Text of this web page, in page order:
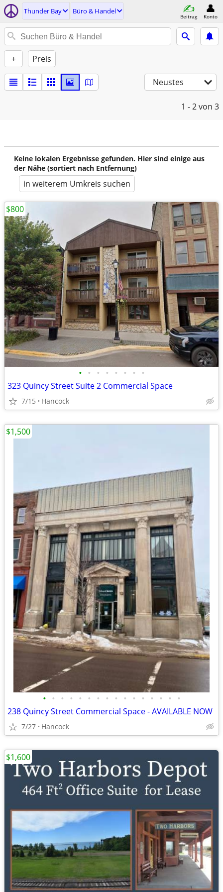
Thunder Bay Büro & Handel
Beitrag Konto
+ Preis
Neustes
1 - 2von 3
Keine lokalen Ergebnisse gefunden. Hier sind einige aus
der Nähe (sortiert nach Entfernung)
in weiterem Umkreis suchen
• • • • • • • •
323 Quincy Street Suite 2 Commercial Space
7/15 Hancock
$800
• • • • • • • • • • • • • • • •
238 Quincy Street Commercial Space - AVAILABLE NOW
7/27 Hancock
$1,500
$1,600